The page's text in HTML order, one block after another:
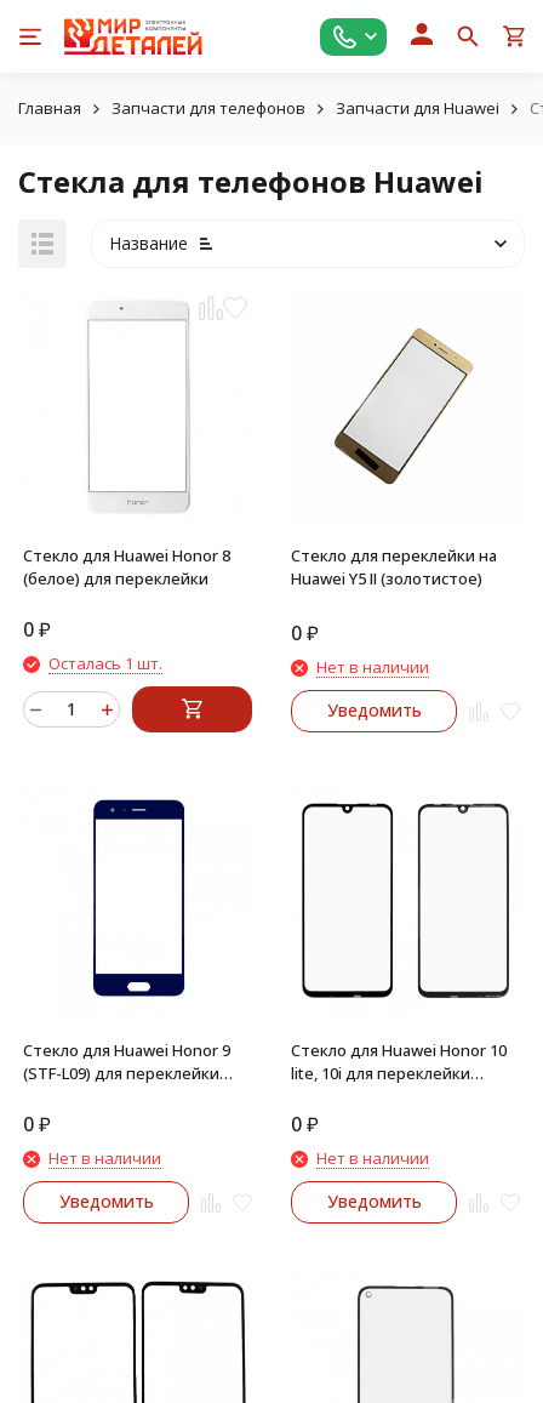
Главная Запчасти для телефонов Запчасти для Huawei
Стекла для телефонов Huawei
Название
Стекло для Huawei Honor 8
(белое) для переклейки
0₽
Осталась 1 шт.
Стекло для переклейки на
Huawei Y5 II (золотистое)
0₽
Нет в наличии
Уведомить
Стекло для Huawei Honor 9
(STF-L09) для переклейки
0₽
Нет в наличии
Уведомить
Стекло для Huawei Honor 10
lite, 10i для переклейки
0₽
Нет в наличии
Уведомить